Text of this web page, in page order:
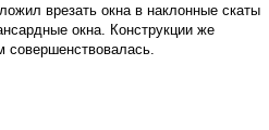
врезать окна в наклонные скаты
окна. Конструкции же